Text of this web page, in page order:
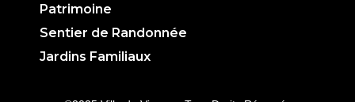
Patrimoine
Sentier de Randonnée
Jardins Familiaux